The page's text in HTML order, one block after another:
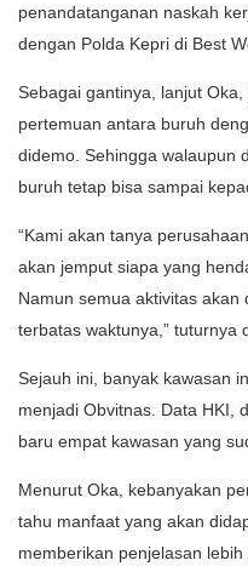
penandatanganan naskah
dengan Polda Kepri di Best
Sebagai gantinya, lanjut
pertemuan antara buruh
didemo. Sehingga walaupun
buruh tetap bisa sampai
“Kami akan tanya
akan jemput siapa yang
Namun semua aktivitas
terbatas waktunya,” tuturnya
Sejauh ini, banyak kawasan
menjadi Obvitnas. Data HKI,
baru empat kawasan yang
Menurut Oka, kebanyakan
tahu manfaat yang akan
memberikan penjelasan